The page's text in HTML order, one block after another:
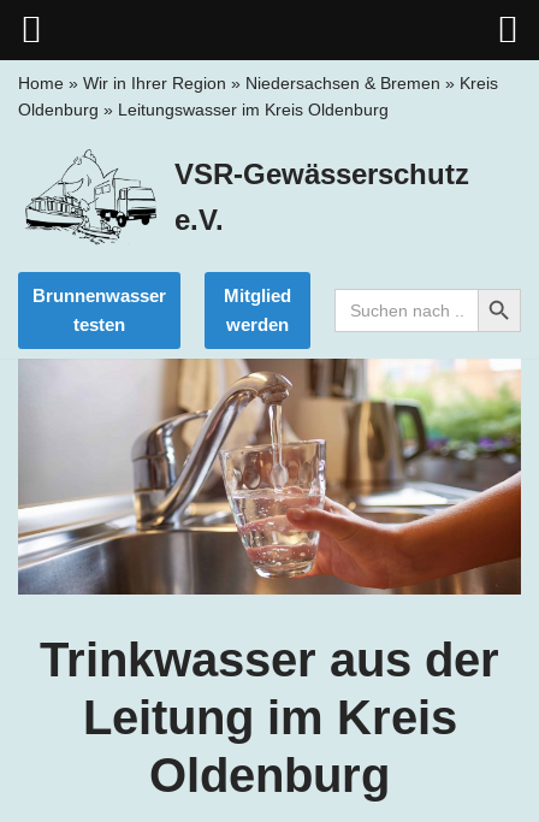
springen
Home » Wir in Ihrer Region » Niedersachsen & Bremen » Kreis
Oldenburg » Leitungswasser im Kreis Oldenburg
VSR-Gewässerschutz
e.V.
Brunnenwasser
testen
Mitglied
werden
Search
for:
Search Button
Trinkwasser aus der
Leitung im Kreis
Oldenburg